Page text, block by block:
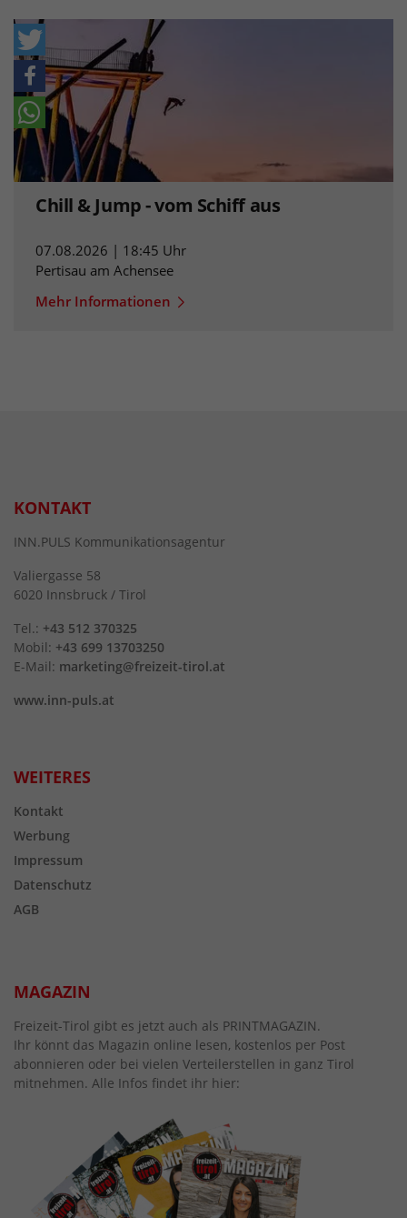
Chill & Jump - vom Schiff aus
07.08.2026 | 18:45 Uhr
Pertisau am Achensee
Mehr Informationen
KONTAKT
INN.PULS Kommunikationsagentur
Valiergasse 58
6020 Innsbruck / Tirol
Tel.: +43 512 370325
Mobil: +43 699 13703250
E-Mail: marketing@freizeit-tirol.at
www.inn-puls.at
WEITERES
Kontakt
Werbung
Impressum
Datenschutz
AGB
MAGAZIN
Freizeit-Tirol gibt es jetzt auch als PRINTMAGAZIN.
Ihr könnt das Magazin online lesen, kostenlos per Post
abonnieren oder bei vielen Verteilerstellen in ganz Tirol
mitnehmen. Alle Infos findet ihr hier: